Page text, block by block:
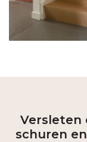
Versleten
schuren